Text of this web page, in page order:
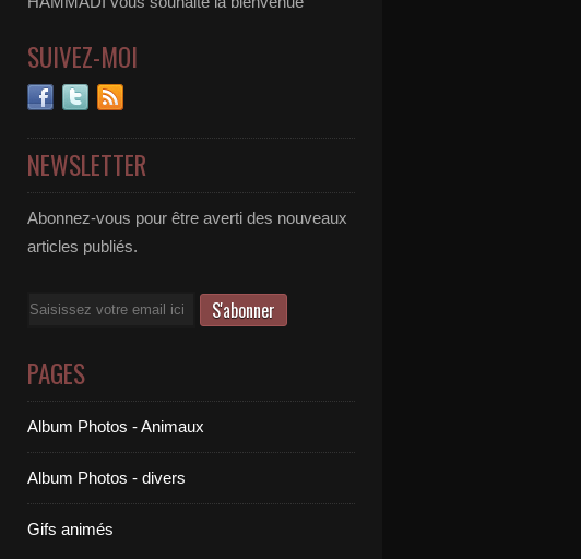
SUIVEZ-MOI
NEWSLETTER
Abonnez-vous pour être averti des nouveaux
articles publiés.
Email
PAGES
Album Photos - Animaux
Album Photos - divers
Gifs animés